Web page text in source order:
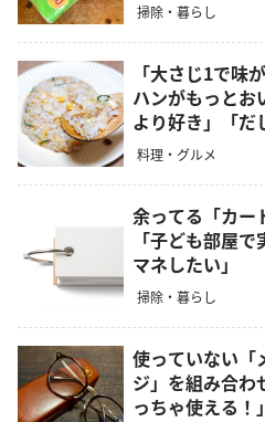
掃除・暮らし
「大さじ1で味
ハンがもっとお
より好き」「だ
料理・グルメ
余ってる「カー
「子ども部屋
マネしたい」
掃除・暮らし
使っていない「
ジ」を組み合わ
っちゃ使える！」